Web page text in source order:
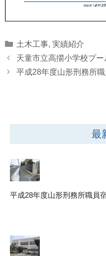
Categories
土木工事, 実績紹介
天童市立高擶小学校プ
平成28年度山形刑務所
最
平成28年度山形刑務所職員